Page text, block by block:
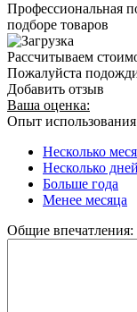
Профессиональная
подборе товаров
Рассчитываем
Пожалуйста
Добавить отзыв
Ваша оценка:
Опыт
Несколько
Несколько дней
Больше года
Менее месяца
Общие впечатления: